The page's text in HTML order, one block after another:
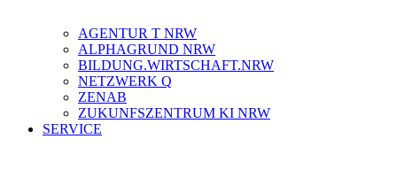
AGENTUR T NRW
ALPHAGRUND NRW
BILDUNG.WIRTSCHAFT.NRW
NETZWERK Q
ZENAB
ZUKUNFSZENTRUM KI NRW
SERVICE